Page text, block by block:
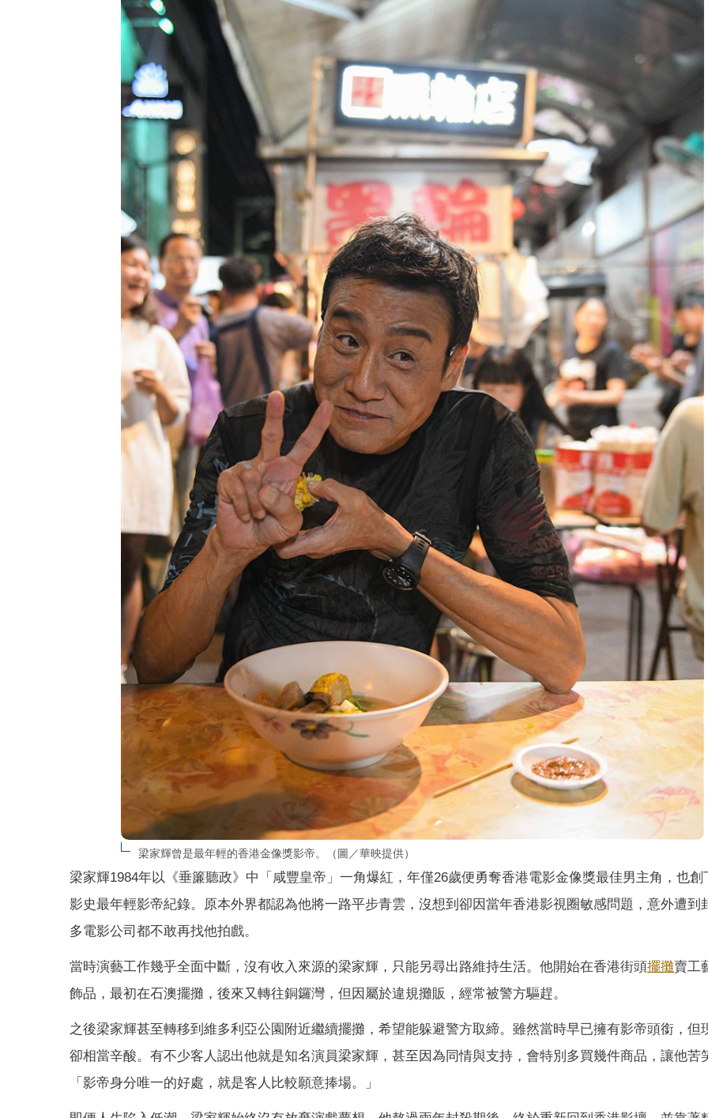
梁家輝曾是最年輕的香港金像獎影帝。（圖／華映提供）
梁家輝1984年以《垂簾聽政》中「咸豐皇帝」一角爆紅，年僅26歲便勇奪香港電影金像獎最佳男主角，也創
影史最年輕影帝紀錄。原本外界都認為他將一路平步青雲，沒想到卻因當年香港影視圈敏感問題，意外遭到
多電影公司都不敢再找他拍戲。
當時演藝工作幾乎全面中斷，沒有收入來源的梁家輝，只能另尋出路維持生活。他開始在香港街頭擺攤賣工
飾品，最初在石澳擺攤，後來又轉往銅鑼灣，但因屬於違規攤販，經常被警方驅趕。
之後梁家輝甚至轉移到維多利亞公園附近繼續擺攤，希望能躲避警方取締。雖然當時早已擁有影帝頭銜，但
卻相當辛酸。有不少客人認出他就是知名演員梁家輝，甚至因為同情與支持，會特別多買幾件商品，讓他苦
「影帝身分唯一的好處，就是客人比較願意捧場。」